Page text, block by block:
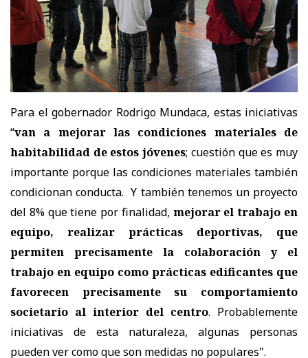
Para el gobernador Rodrigo Mundaca, estas iniciativas
“van a mejorar las condiciones materiales de
habitabilidad de estos jóvenes; cuestión que es muy
importante porque las condiciones materiales también
condicionan conducta. Y también tenemos un proyecto
del 8% que tiene por finalidad, mejorar el trabajo en
equipo, realizar prácticas deportivas, que
permiten precisamente la colaboración y el
trabajo en equipo como prácticas edificantes que
favorecen precisamente su comportamiento
societario al interior del centro. Probablemente
iniciativas de esta naturaleza, algunas personas
pueden ver como que son medidas no populares".